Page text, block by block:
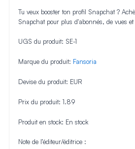
Tu veux booster ton profil Snapchat ?
Snapchat pour plus d'abonnés, de vues
UGS du produit: SE-1
Marque du produit: Fansoria
Devise du produit: EUR
Prix du produit: 1.89
Produit en stock: En stock
Note de l’éditeur/éditrice :